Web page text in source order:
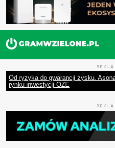
Od ryzyka do gwarancji zysku.
rynku inwestycji OZE